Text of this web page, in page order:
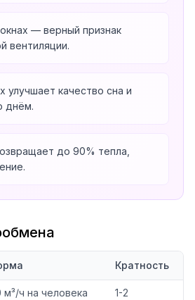
— верный признак
вентиляции.
улучшает качество сна и
днём.
до 90% тепла,
Кратность
м³/ч на человека 1-2